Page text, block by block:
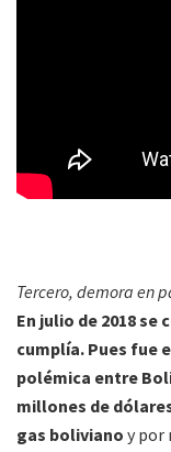
Tercero, demora en
En julio de 2018
cumplía. Pues fue
polémica entre
millones de
gas boliviano y por